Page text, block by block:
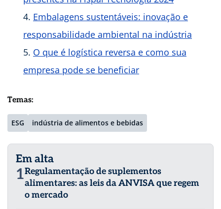
Embalagens sustentáveis: inovação e
responsabilidade ambiental na indústria
O que é logística reversa e como sua
empresa pode se beneficiar
Temas:
ESG indústria de alimentos e bebidas
Em alta
1Regulamentação de suplementos
alimentares: as leis da ANVISA que regem
o mercado